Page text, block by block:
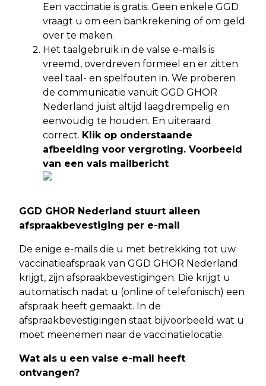
Een vaccinatie is gratis. Geen enkele GGD
vraagt u om een bankrekening of om geld
over te maken.
Het taalgebruik in de valse e-mails is
vreemd, overdreven formeel en er zitten
veel taal- en spelfouten in. We proberen
de communicatie vanuit GGD GHOR
Nederland juist altijd laagdrempelig en
eenvoudig te houden. En uiteraard
correct. Klik op onderstaande
afbeelding voor vergroting. Voorbeeld
van een vals mailbericht
GGD GHOR Nederland stuurt alleen
afspraakbevestiging per e-mail
De enige e-mails die u met betrekking tot uw
vaccinatieafspraak van GGD GHOR Nederland
krijgt, zijn afspraakbevestigingen. Die krijgt u
automatisch nadat u (online of telefonisch) een
afspraak heeft gemaakt. In de
afspraakbevestigingen staat bijvoorbeeld wat u
moet meenemen naar de vaccinatielocatie.
Wat als u een valse e-mail heeft
ontvangen?